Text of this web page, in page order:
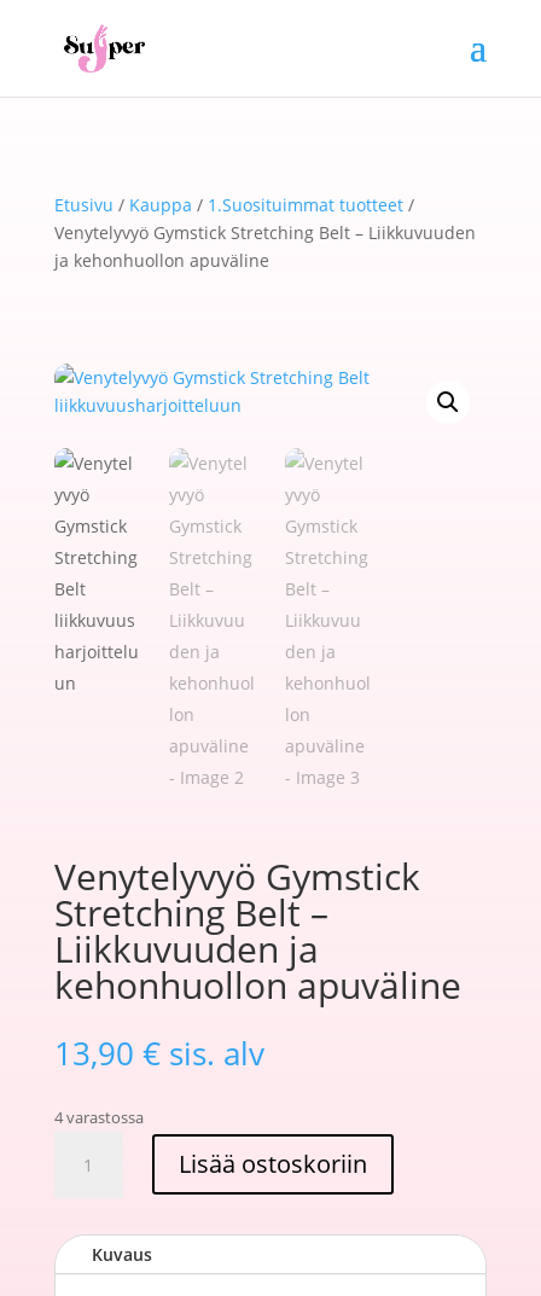
Etusivu / Kauppa / 1.Suosituimmat tuotteet/
Venytelyvyö Gymstick Stretching Belt – Liikkuvuuden
ja kehonhuollon apuväline
Venytelyvyö Gymstick
Stretching Belt –
Liikkuvuuden ja
kehonhuollon apuväline
13,90 € sis. alv
4 varastossa
Gymstick
–
Lisää ostoskoriin
Kuvaus